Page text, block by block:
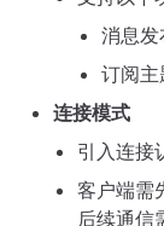
消息发
订阅主
连接模式
引入连接
客户端需
后续通信